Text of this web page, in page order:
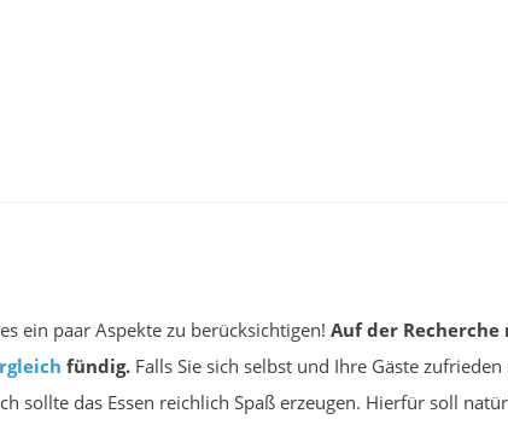
ein paar Aspekte zu berücksichtigen! Auf der
fündig. Falls Sie sich selbst und Ihre Gäste
sollte das Essen reichlich Spaß erzeugen. Hierfür soll